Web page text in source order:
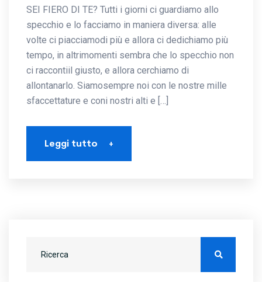
SEI FIERO DI TE? Tutti i giorni ci guardiamo allo
specchio e lo facciamo in maniera diversa: alle
volte ci piacciamodi più e allora ci dedichiamo più
tempo, in altrimomenti sembra che lo specchio non
ci raccontiil giusto, e allora cerchiamo di
allontanarlo. Siamosempre noi con le nostre mille
sfaccettature e coni nostri alti e […]
Leggi tutto +